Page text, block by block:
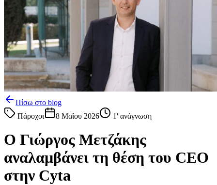
Πίσω στο blog
Πάροχοι
8 Μαΐου 2026 1' ανάγνωση
Ο Γιώργος Μετζάκης
αναλαμβάνει τη θέση του CEO
στην Cyta